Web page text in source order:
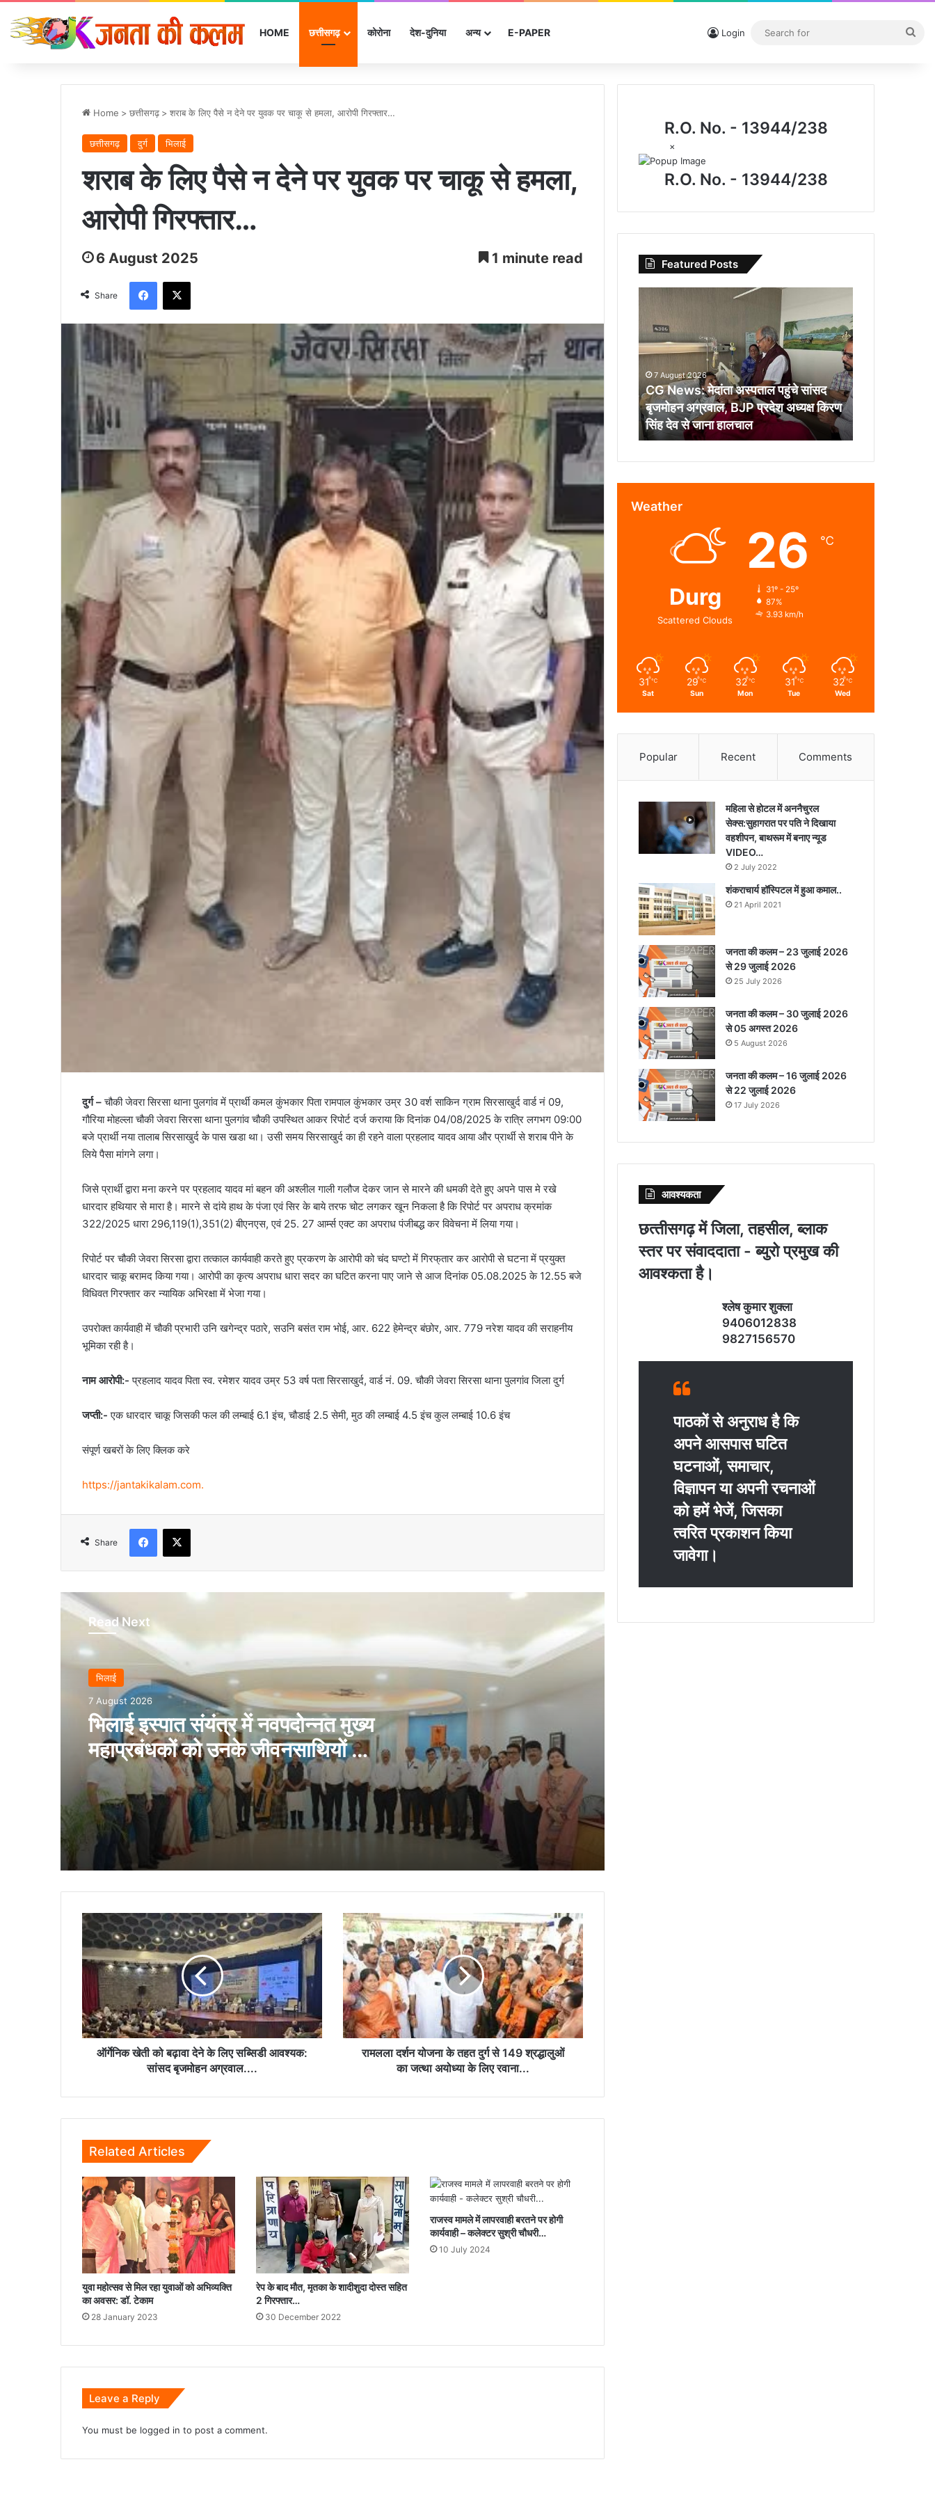
HOME छत्तीसगढ़ कोरोना देश-दुनिया अन्‍य E-PAPER Login
Home > छत्तीसगढ़ > शराब के लिए पैसे न देने पर युवक पर चाकू से हमला, आरोपी गिरफ्तार…
छत्तीसगढ़ दुर्ग भिलाई
शराब के लिए पैसे न देने पर युवक पर चाकू से हमला,
आरोपी गिरफ्तार…
6 August 2025 1 minute read
Share
Facebook
X
दुर्ग –चौकी जेवरा सिरसा थाना पुलगांव में प्रार्थी कमल कुंभकार पिता रामपाल कुंभकार उम्र 30 वर्श साकिन ग्राम सिरसाखुर्द वार्ड नं 09,
गौरिया मोहल्ला चौकी जेवरा सिरसा थाना पुलगांव चौकी उपस्थित आकर रिपोर्ट दर्ज कराया कि दिनांक 04/08/2025 के रात्रि लगभग 09:00
बजे प्रार्थी नया तालाब सिरसाखुर्द के पास खडा था। उसी समय सिरसाखुर्द का ही रहने वाला प्रहलाद यादव आया और प्रार्थी से शराब पीने के
लिये पैसा मांगने लगा।
जिसे प्रार्थी द्वारा मना करने पर प्रहलाद यादव मां बहन की अश्लील गाली गलौज देकर जान से मारने की धमकी देते हुए अपने पास मे रखे
धारदार हथियार से मारा है। मारने से दांये हाथ के पंजा एवं सिर के बाये तरफ चोट लगकर खून निकला है कि रिपोर्ट पर अपराध क्रमांक
322/2025 धारा 296,119(1),351(2) बीएनएस, एवं 25. 27 आर्म्स एक्ट का अपराध पंजीबद्ध कर विवेचना में लिया गया।
रिपोर्ट पर चौकी जेवरा सिरसा द्वारा तत्काल कार्यवाही करते हुए प्रकरण के आरोपी को चंद घण्टो में गिरफ्‌तार कर आरोपी से घटना में प्रयुक्त
धारदार चाकू बरामद किया गया। आरोपी का कृत्य अपराध धारा सदर का घटित करना पाए जाने से आज दिनांक 05.08.2025 के 12.55 बजे
विधिवत गिरफ्तार कर न्यायिक अभिरक्षा में भेजा गया।
उपरोक्त कार्यवाही में चौकी प्रभारी उनि खगेन्द्र पठारे, सउनि बसंत राम भोई, आर. 622 हेमेन्द्र बंछोर, आर. 779 नरेश यादव की सराहनीय
भूमिका रही है।
नाम आरोपी:- प्रहलाद यादव पिता स्व. रमेशर यादव उम्र 53 वर्ष पता सिरसाखुर्द, वार्ड नं. 09. चौकी जेवरा सिरसा थाना पुलगांव जिला दुर्ग
जप्ती:- एक धारदार चाकू जिसकी फल की लम्बाई 6.1 इंच, चौडाई 2.5 सेमी, मुठ की लम्बाई 4.5 इंच कुल लम्बाई 10.6 इंच
संपूर्ण खबरों के लिए क्लिक करे
https://jantakikalam.com.
Share
Facebook
X
Read Next
भिलाई
7 August 2026
भिलाई इस्पात संयंत्र में नवपदोन्नत मुख्य
महाप्रबंधकों को उनके जीवनसाथियों की
उपस्थिति में पदोन्नति आदेश प्रदान किये
गये
सुरक्षा कार्यशाला’’ का आयोजन…
रिकॉर्ड
नेहरू आर्ट गैलरी में छायाकार हिमांशु वर्मा की एकल
छायाचित्र प्रदर्शनी उद्घाटित
दीक्षारंभ में शिक्षा मंत्री गजेन्द्र यादव ने नवप्रवेशी
छात्राओं का तिलक लगाकर विद्यार्थियों से किये
आत्मीय संवाद
राष्ट्रीय क्रिटिकल मिनरल मिशन पर सांसद
बृजमोहन अग्रवाल ने रखा छत्तीसगढ़ को भारत की
ऊर्जा सुरक्षा एवं भविष्य की क्रिटिकल मिनरल
अर्थव्यवस्था का अग्रणी राज्य बनाने का विजन
“आज का युवा नौकरी माँगने वाला नहीं, नौकरी देने
वाला बने”- विधायक ललित चंद्राकर
अयोध्या में राम मंदिर भूमि पूजन की स्मृति में रिसाली
लोक कलाओं के संरक्षण और कलाकारों के आर्थिक
सशक्तीकरण की दिशा में संस्कृति विभाग की अभिनव
पहल…
“डिजिटल न्याय वितरण प्रणाली की नई गति :
प्रधान जिला एवं सत्र न्यायालय, दुर्ग में “मीडिएशन
3.0, न्याय श्रुति एवं ICJS” पर व्यापक संयुक्त
कार्यशाला आयोजित
ऑर्गेनिक
खेती
को
बढ़ावा
देने
के
लिए
सब्सिडी
आवश्यक:
सांसदऑर्गेनिक खेती को बढ़ावा देने के लिए सब्सिडी आवश्यक:
सांसद बृजमोहन अग्रवाल....
रामलला
दर्शन
योजना
के
तहत
दुर्ग
से
149
श्रद्धालुओं
के
रामलला दर्शन योजना के तहत दुर्ग से 149 श्रद्धालुओं
का जत्था अयोध्या के लिए रवाना...
Related Articles
युवा महोत्सव से मिल रहा युवाओं को अभिव्यक्ति
का अवसर: डॉ. टेकाम
28 January 2023
रेप के बाद मौत, मृतका के शादीशुदा दोस्त सहित
2 गिरफ्तार…
30 December 2022
राजस्व मामले में लापरवाही बरतने पर होगी
कार्यवाही – कलेक्टर सुश्री चौधरी…
10 July 2024
Leave a Reply
You must be logged in to post a comment.
R.O. No. - 13944/238
×
R.O. No. - 13944/238
Featured Posts
मेदांता
अस्पताल
पहुंचे
बृजमोहन
अग्रवाल,
BJP
प्रदेश
अध्यक्ष
देव
जाना
7 August 2026
CG News: मेदांता अस्पताल पहुंचे सांसद
बृजमोहन अग्रवाल, BJP प्रदेश अध्यक्ष किरण
सिंह देव से जाना हालचाल
Weather
Durg
Scattered Clouds
26 ℃
31º - 25º
87%
3.93 km/h
31 ℃
Sat
29 ℃
Sun
32 ℃
Mon
31 ℃
Tue
32 ℃
Wed
Popular Recent Comments
महिला से होटल में अननैचुरल
सेक्स:सुहागरात पर पति ने दिखाया
वहशीपन, बाथरूम में बनाए न्यूड
VIDEO…
2 July 2022
शंकराचार्य हॉस्पिटल में हुआ कमाल..
21 April 2021
जनता की कलम – 23 जुलाई 2026
से 29 जुलाई 2026
25 July 2026
जनता की कलम – 30 जुलाई 2026
से 05 अगस्त 2026
5 August 2026
जनता की कलम – 16 जुलाई 2026
से 22 जुलाई 2026
17 July 2026
आवश्‍यकता
छत्‍तीसगढ़ में जिला, तहसील, ब्‍लाक
स्‍तर पर संवाददाता - ब्‍युरो प्रमुख की
आवश्‍कता है।
श्‍लेष कुमार शुक्‍ला
9406012838
9827156570
पाठकों से अनुराध है कि
अपने आसपास घटित
घटनाओं, समाचार,
विज्ञापन या अपनी रचनाओं
को हमें भेजें, जिसका
त्‍वरित प्रकाशन किया
जावेगा।